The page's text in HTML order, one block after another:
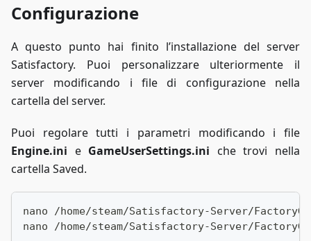
Configurazione
A questo punto hai finito l’installazione del server
Satisfactory. Puoi personalizzare ulteriormente il
server modificando i file di configurazione nella
cartella del server.
Puoi regolare tutti i parametri modificando i file
Engine.ini e GameUserSettings.ini che trovi nella
cartella Saved.
nano /home/steam/Satisfactory-Server/
nano /home/steam/Satisfactory-Server/